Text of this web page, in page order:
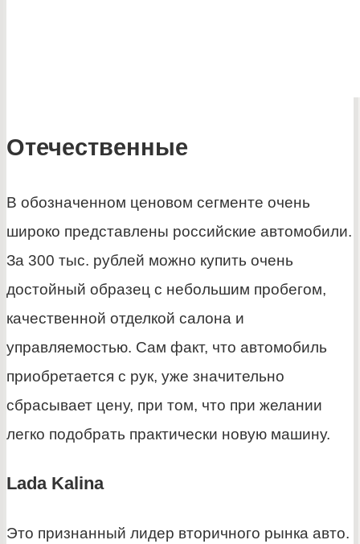
Отечественные
В обозначенном ценовом сегменте очень
широко представлены российские автомобили.
За 300 тыс. рублей можно купить очень
достойный образец с небольшим пробегом,
качественной отделкой салона и
управляемостью. Сам факт, что автомобиль
приобретается с рук, уже значительно
сбрасывает цену, при том, что при желании
легко подобрать практически новую машину.
Lada Kalina
Это признанный лидер вторичного рынка авто.